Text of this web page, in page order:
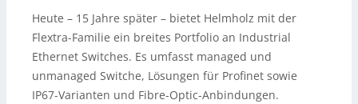
Heute – 15 Jahre später – bietet Helmholz mit der
Flextra-Familie ein breites Portfolio an Industrial
Ethernet Switches. Es umfasst managed und
unmanaged Switche, Lösungen für Profinet sowie
IP67-Varianten und Fibre-Optic-Anbindungen.